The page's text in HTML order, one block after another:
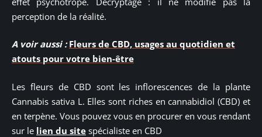
perception de la réalité.
A voir aussi : Fleurs de CBD, usages au quotidien et
atouts pour votre bien-être
Les fleurs de CBD sont les inflorescences de la plante
Cannabis sativa L. Elles sont riches en cannabidiol (CBD) et
en terpène. Vous pouvez vous en procurer en vous rendant
sur le lien du site spécialiste en CBD